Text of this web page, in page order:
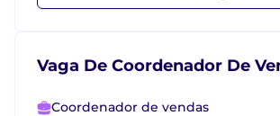
Vaga De Coordenador De
Coordenador de vendas